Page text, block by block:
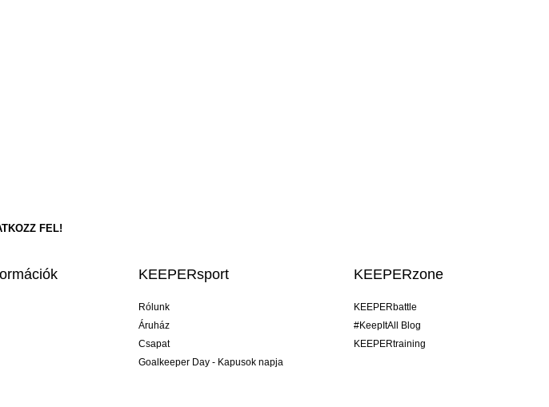
KEEPERsport
Rólunk
Áruház
Csapat
Goalkeeper Day - Kapusok napja
KEEPERzone
KEEPERbattle
#KeepItAll Blog
KEEPERtraining